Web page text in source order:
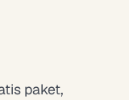
paket,